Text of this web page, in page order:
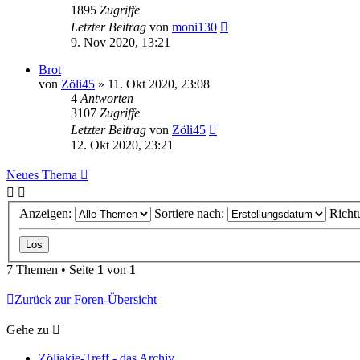
1895 Zugriffe
Letzter Beitrag von moni130
9. Nov 2020, 13:21
Brot
von Zöli45 » 11. Okt 2020, 23:08
4 Antworten
3107 Zugriffe
Letzter Beitrag von Zöli45
12. Okt 2020, 23:21
Neues Thema
Anzeigen: Sortiere nach:
7 Themen • Seite 1 von 1
Zurück zur Foren-Übersicht
Gehe zu